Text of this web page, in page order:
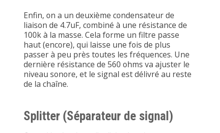
Enfin, on a un deuxième condensateur de
liaison de 4.7uF, combiné à une résistance de
100k à la masse. Cela forme un filtre passe
haut (encore), qui laisse une fois de plus
passer à peu près toutes les fréquences. Une
dernière résistance de 560 ohms va ajuster le
niveau sonore, et le signal est délivré au reste
de la chaîne.
Splitter (Séparateur de signal)